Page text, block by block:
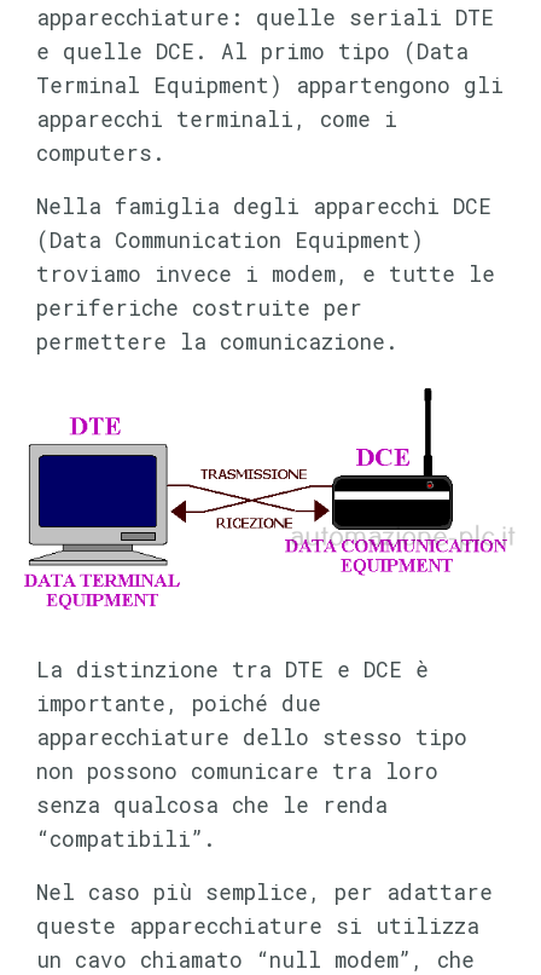
apparecchiature: quelle seriali DTE
e quelle DCE. Al primo tipo (Data
Terminal Equipment) appartengono gli
apparecchi terminali, come i
computers.
Nella famiglia degli apparecchi DCE
(Data Communication Equipment)
troviamo invece i modem, e tutte le
periferiche costruite per
permettere la comunicazione.
La distinzione tra DTE e DCE è
importante, poiché due
apparecchiature dello stesso tipo
non possono comunicare tra loro
senza qualcosa che le renda
“compatibili”.
Nel caso più semplice, per adattare
queste apparecchiature si utilizza
un cavo chiamato “null modem”, che